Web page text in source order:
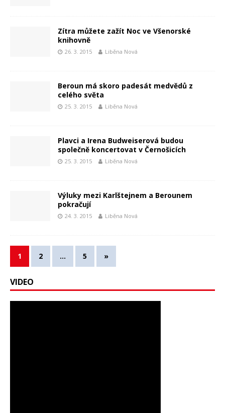
Zítra můžete zažít Noc ve Všenorské
knihovně
26. 3. 2015 Liběna Nová
Beroun má skoro padesát medvědů z
celého světa
25. 3. 2015 Liběna Nová
Plavci a Irena Budweiserová budou
společně koncertovat v Černošicích
25. 3. 2015 Liběna Nová
Výluky mezi Karlštejnem a Berounem
pokračují
24. 3. 2015 Liběna Nová
1 2 … 5 »
VIDEO